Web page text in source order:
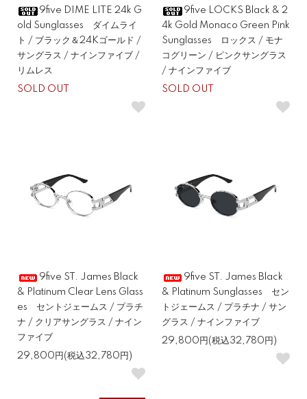
9five DIME LITE 24k G
old Sunglasses ダイムライ
ト / ブラック＆24Kゴールド /
サングラス / ナインファイブ /
リムレス
SOLD OUT
9five LOCKS Black & 2
4k Gold Monaco Green Pink
Sunglasses ロックス / モナ
コグリーン / ピンクサングラス
/ ナインファイブ
SOLD OUT
9five ST. James Black
& Platinum Clear Lens Glass
es セントジェームス / プラチ
ナ / クリアサングラス / ナイン
ファイブ
29,800円(税込32,780円)
9five ST. James Black
& Platinum Sunglasses セン
トジェームス / プラチナ / サン
グラス / ナインファイブ
29,800円(税込32,780円)